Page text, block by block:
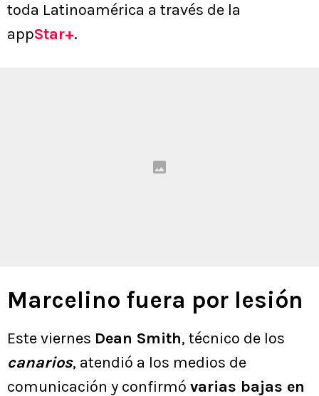
toda Latinoamérica a través de la
appStar+.
Marcelino fuera por lesión
Este viernes Dean Smith, técnico de los
canarios, atendió a los medios de
comunicación y confirmó varias bajas en